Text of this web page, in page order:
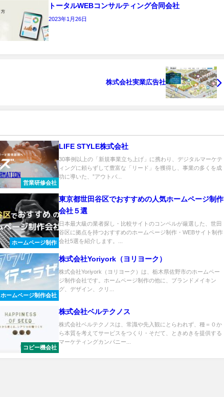
トータルWEBコンサルティング合同会社
2023年1月26日
株式会社実業広告社
営業研修会社
LIFE STYLE株式会社
30事例以上の「新規事業立ち上げ」に携わり、デジタルマーケテ
ィングに頼らずして豊富な「リード」を獲得し、事業の多くを成
功に導いた、”アウトバ...
ホームページ制作
東京都世田谷区でおすすめの人気ホームページ制作
会社５選
日本最大級の業者探し・比較サイトのコンペルが厳選した、世田
谷区に拠点を持つおすすめのホームページ制作・WEBサイト制作
会社5選を紹介します。...
ホームページ制作会社
株式会社Yoriyork（ヨリヨーク）
株式会社Yoriyork（ヨリヨーク）は、栃木県佐野市のホームペー
ジ制作会社です。ホームページ制作の他に、ブランドメイキン
グ、デザイン、クリ...
コピー機会社
株式会社ベルテクノス
株式会社ベルテクノスは、常識や先入観にとらわれず、種＝０か
ら本質を考えてサービスをつくり・そだて、ときめきを提供する
マーケティングカンパニー...